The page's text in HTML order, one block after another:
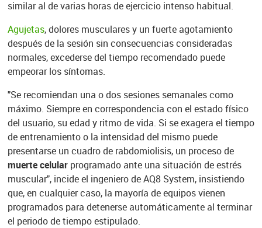
similar al de varias horas de ejercicio intenso habitual.
Agujetas, dolores musculares y un fuerte agotamiento
después de la sesión sin consecuencias consideradas
normales, excederse del tiempo recomendado puede
empeorar los síntomas.
"Se recomiendan una o dos sesiones semanales como
máximo. Siempre en correspondencia con el estado físico
del usuario, su edad y ritmo de vida. Si se exagera el tiempo
de entrenamiento o la intensidad del mismo puede
presentarse un cuadro de rabdomiolisis, un proceso de
muerte celularprogramado ante una situación de estrés
muscular", incide el ingeniero deAQ8 System, insistiendo
que, en cualquier caso, la mayoría de equipos vienen
programados para detenerse automáticamente al terminar
el periodo de tiempo estipulado.